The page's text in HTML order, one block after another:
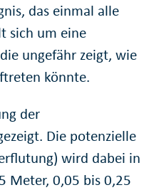
das einmal alle
sich um eine
ungefähr zeigt, wie
könnte.
der
Die potenzielle
wird dabei in
Meter, 0,05 bis 0,25